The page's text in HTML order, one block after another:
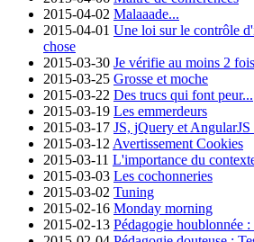
2015-04-02 Malaaade...
2015-04-01 Une loi sur le contrôle
chose
2015-03-30 Je vérifie au moins 2
2015-03-25 Grosse et moche
2015-03-22 Des trucs qui font peur...
2015-03-19 Les emmerdeurs
2015-03-17 JS, jQuery et
2015-03-12 Avertissement Cookies
2015-03-11 L'importance du
2015-03-03 Les cochonneries
2015-03-02 Tuning
2015-02-16 Monday morning
2015-02-13 Pédagogie houblonnée